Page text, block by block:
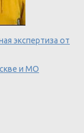
экспертиза от
и МО